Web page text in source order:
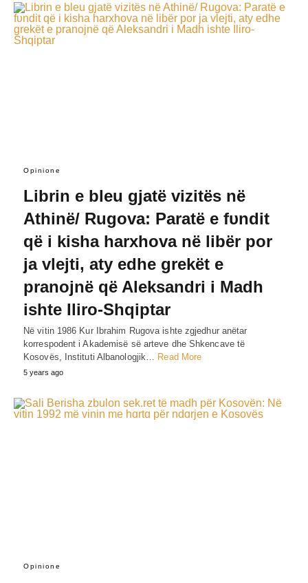
Opinione
Librin e bleu gjatë vizitës në
Athinë/ Rugova: Paratë e fυndit
që i kisha harxhova në libër por
ja vlejti, aty edhe grekët e
pranojnë që Aleksandri i Madh
ishte Iliro-Shqiptar
Në vitin 1986 Kur Ibrahim Rugova ishte zgjedhur anëtar
korrespodent i Akademisë së arteve dhe Shkencave të
Kosovës, Instituti Albanologjik… Read More
5 years ago
Opinione